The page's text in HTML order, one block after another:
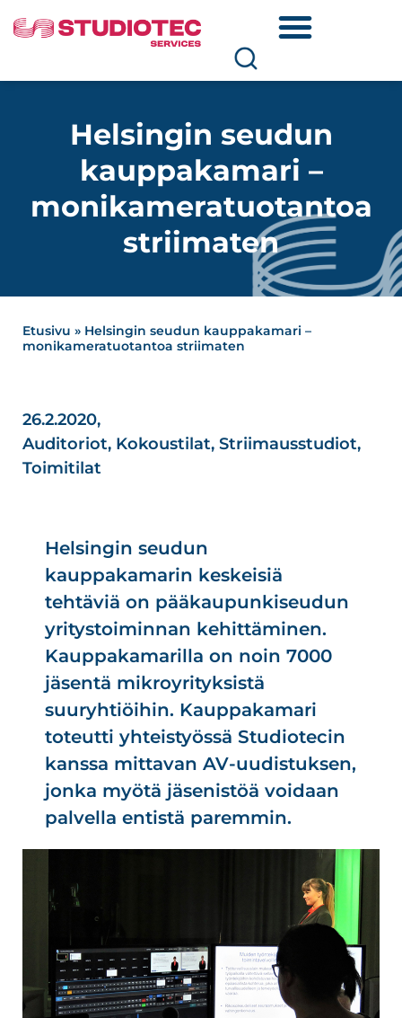
Helsingin seudun
kauppakamari –
monikameratuotantoa
striimaten
Etusivu » Helsingin seudun kauppakamari –
monikameratuotantoa striimaten
26.2.2020,
Auditoriot, Kokoustilat, Striimausstudiot,
Toimitilat
Helsingin seudun
kauppakamarin keskeisiä
tehtäviä on pääkaupunkiseudun
yritystoiminnan kehittäminen.
Kauppakamarilla on noin 7000
jäsentä mikroyrityksistä
suuryhtiöihin. Kauppakamari
toteutti yhteistyössä Studiotecin
kanssa mittavan AV-uudistuksen,
jonka myötä jäsenistöä voidaan
palvella entistä paremmin.